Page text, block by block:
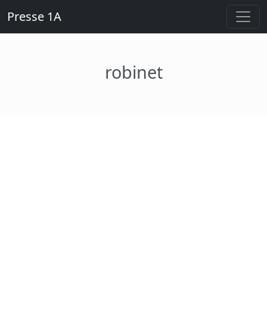
Presse 1A
robinet